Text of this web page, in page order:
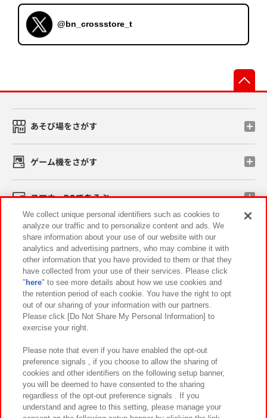
@bn_crossstore_t
あそび場をさがす
ゲーム機をさがす
スマホ・PCであそぶ
イベント・キャンペーン
関連会社 サステナビリティ サイトポリシー
プライバシーポリシー ウェブアクセシビリティ方針と検証結果
お取引先さまとともに
カスタマーハラスメント対応方針 よくあるご質問・お問い合わせ
We collect unique personal identifiers such as cookies to
analyze our traffic and to personalize content and ads. We
share information about your use of our website with our
analytics and advertising partners, who may combine it with
other information that you have provided to them or that they
have collected from your use of their services. Please click
" here" to see more details about how we use cookies and
the retention period of each cookie. You have the right to opt
out of our sharing of your information with our partners.
Please click [Do Not Share My Personal Information] to
exercise your right.
Please note that even if you have enabled the opt-out
preference signals , if you choose to allow the sharing of
cookies and other identifiers on the following setup banner,
you will be deemed to have consented to the sharing
regardless of the opt-out preference signals . If you
understand and agree to this setting, please manage your